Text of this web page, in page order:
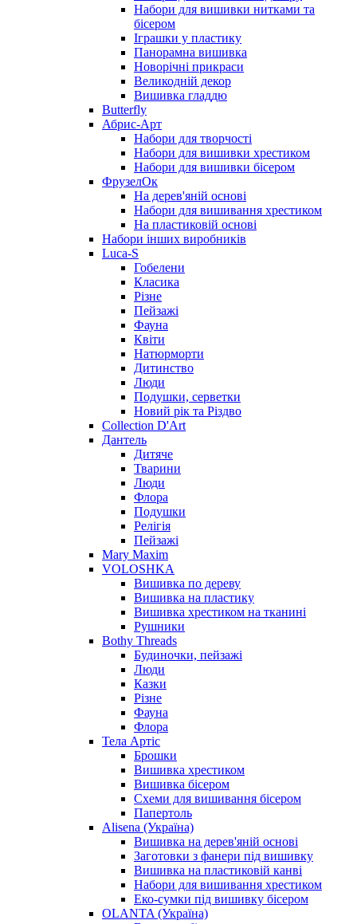
Набори для вишивки нитками та
бісером
Іграшки у пластику
Панорамна вишивка
Новорічні прикраси
Великодній декор
Вишивка гладдю
Butterfly
Абрис-Арт
Набори для творчості
Набори для вишивки хрестиком
Набори для вишивки бісером
ФрузелОк
На дерев'яній основі
Набори для вишивання хрестиком
На пластиковій основі
Набори інших виробників
Luca-S
Гобелени
Класика
Різне
Пейзажі
Фауна
Квіти
Натюрморти
Дитинство
Люди
Подушки, серветки
Новий рік та Різдво
Collection D'Art
Дантель
Дитяче
Тварини
Люди
Флора
Подушки
Релігія
Пейзажі
Mary Maxim
VOLOSHKA
Вишивка по дереву
Вишивка на пластику
Вишивка хрестиком на тканині
Рушники
Bothy Threads
Будиночки, пейзажі
Люди
Казки
Різне
Фауна
Флора
Тела Артіс
Брошки
Вишивка хрестиком
Вишивка бісером
Схеми для вишивання бісером
Папертоль
Alisena (Україна)
Вишивка на дерев'яній основі
Заготовки з фанери під вишивку
Вишивка на пластиковій канві
Набори для вишивання хрестиком
Еко-сумки під вишивку бісером
OLANTA (Україна)